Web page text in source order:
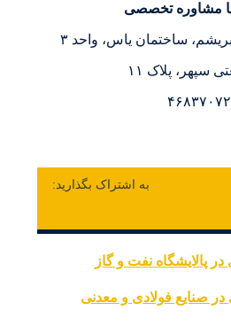
ساختمان یاس، واحد ۳‏
سپهر، پلاک ۱۱‏
پالایشگاه نفت و گاز
در صنایع فولادی و معدنی